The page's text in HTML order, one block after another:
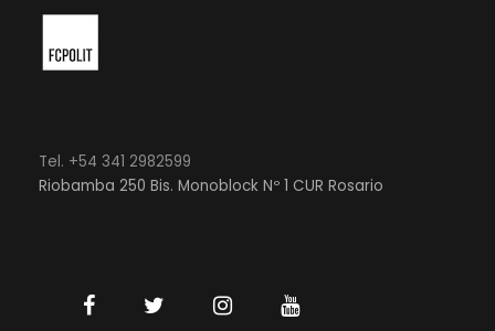
Tel. +54 341 2982599
Riobamba 250 Bis. Monoblock Nº 1 CUR Rosario